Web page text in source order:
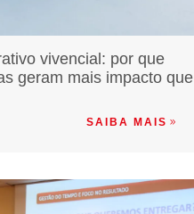
vivencial: por que
geram mais impacto que
SAIBA MAIS